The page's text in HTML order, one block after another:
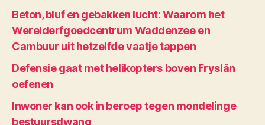
Beton, bluf en gebakken lucht: Waarom het
Werelderfgoedcentrum Waddenzee en
Cambuur uit hetzelfde vaatje tappen
Defensie gaat met helikopters boven Fryslân
oefenen
Inwoner kan ook in beroep tegen mondelinge
bestuursdwang